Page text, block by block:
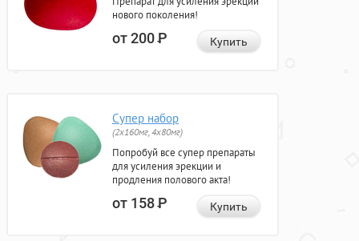
нового поколения!
от 200Р Купить
Супер набор
(2х160мг, 4х80мг)
Попробуй все супер препараты
для усиления эрекции и
продления полового акта!
от 158Р Купить